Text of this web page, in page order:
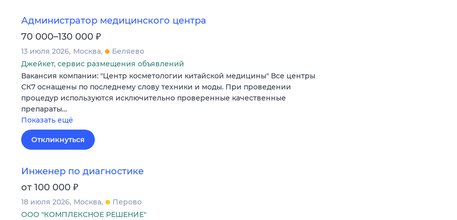
Администратор медицинского центра
70 000–130 000 ₽
13 июля 2026 Москва
Беляево
Джейкет, сервис размещения объявлений
Вакансия компании: "Центр косметологии китайской медицины" Все центры
СК7 оснащены по последнему слову техники и моды. При проведении
процедур используются исключительно проверенные качественные
препараты…
Показать ещё
Откликнуться
Инженер по диагностике
от 100 000 ₽
18 июля 2026 Москва
Перово
ООО "КОМПЛЕКСНОЕ РЕШЕНИЕ"